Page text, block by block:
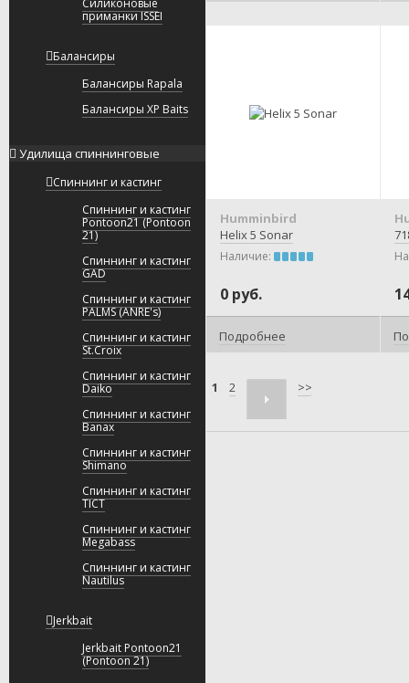
Humminbird
Helix 5 Sonar
Наличие:
0 руб.
Подробнее
1 2 >>
Силиконовые
приманки ISSEI
Балансиры
Балансиры Rapala
Балансиры XP Baits
Удилища спиннинговые
Спиннинг и кастинг
Спиннинг и кастинг
Pontoon21 (Pontoon
21)
Спиннинг и кастинг
GAD
Спиннинг и кастинг
PALMS (ANRE's)
Спиннинг и кастинг
St.Croix
Спиннинг и кастинг
Daiko
Спиннинг и кастинг
Banax
Спиннинг и кастинг
Shimano
Спиннинг и кастинг
TICT
Спиннинг и кастинг
Megabass
Спиннинг и кастинг
Nautilus
Jerkbait
Jerkbait Pontoon21
(Pontoon 21)